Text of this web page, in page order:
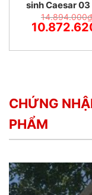
sinh Caesar 03
đại
14.894.000₫
CHỨNG
PHẨM